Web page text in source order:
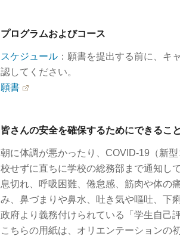
プログラムおよびコース
スケジュール ：願書を提出する前に、キ
認してください。
願書
皆さんの安全を確保するためにできること
朝に体調が悪かったり、COVID-19（新
校せずに直ちに学校の総務部まで通知し
息切れ、呼吸困難、倦怠感、筋肉や体の
み、鼻づまりや鼻水、吐き気や嘔吐、下
政府より義務付けられている「学生自己
こちらの用紙は、オリエンテーションの